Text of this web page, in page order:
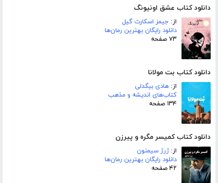
دانلود کتاب عشق اونیونگ
از: جیمز اسکارث گیل
دانلود رایگان بهترین رمان‌ها
۷۳ صفحه
دانلود کتاب بت مولانا
از: هادی بیگدلی
کتاب‌های اندیشه و مذهب
۱۳۴ صفحه
دانلود کتاب کمیسر مگره و پیرزن
از:ژرژ سیمنون
دانلود رایگان بهترین رمان‌ها
۴۲ صفحه